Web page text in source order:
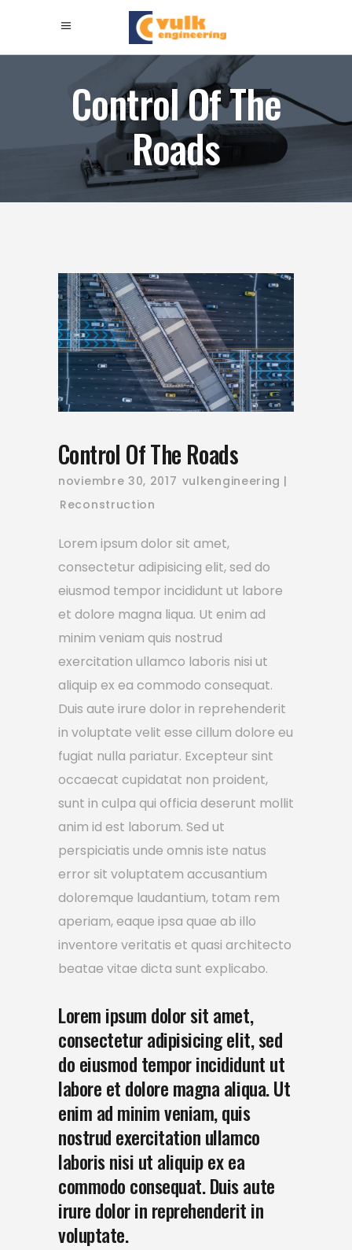
Control Of The
Roads
Control Of The Roads
noviembre 30, 2017 vulkengineering
Reconstruction
Lorem ipsum dolor sit amet,
consectetur adipisicing elit, sed do
eiusmod tempor incididunt ut labore
et dolore magna liqua. Ut enim ad
minim veniam quis nostrud
exercitation ullamco laboris nisi ut
aliquip ex ea commodo consequat.
Duis aute irure dolor in reprehenderit
in voluptate velit esse cillum dolore eu
fugiat nulla pariatur. Excepteur sint
occaecat cupidatat non proident,
sunt in culpa qui officia deserunt mollit
anim id est laborum. Sed ut
perspiciatis unde omnis iste natus
error sit voluptatem accusantium
doloremque laudantium, totam rem
aperiam, eaque ipsa quae ab illo
inventore veritatis et quasi architecto
beatae vitae dicta sunt explicabo.
Lorem ipsum dolor sit amet,
consectetur adipisicing elit, sed
do eiusmod tempor incididunt ut
labore et dolore magna aliqua. Ut
enim ad minim veniam, quis
nostrud exercitation ullamco
laboris nisi ut aliquip ex ea
commodo consequat. Duis aute
irure dolor in reprehenderit in
voluptate.